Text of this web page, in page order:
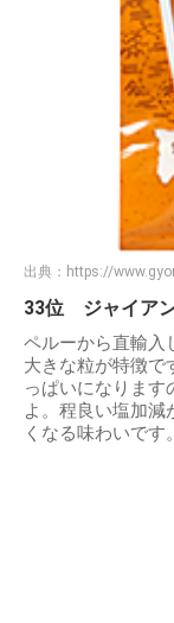
出典： https://
33位 ジャイア
ペルーから直輸入
大きな粒が特徴で
っぱいになります
よ。程良い塩加減
くなる味わいです。